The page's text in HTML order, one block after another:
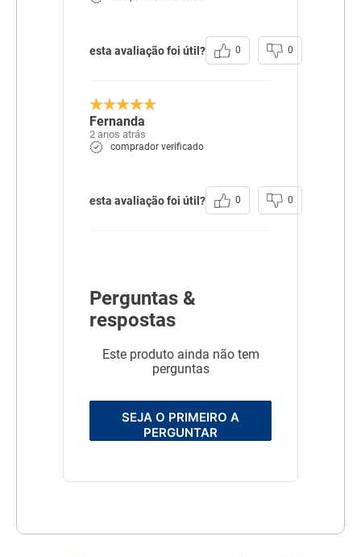
esta avaliação foi útil? 0 0
Fernanda
2 anos atrás
comprador verificado
esta avaliação foi útil? 0 0
Perguntas &
respostas
Este produto ainda não tem
perguntas
SEJA O PRIMEIRO A
PERGUNTAR